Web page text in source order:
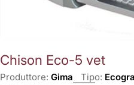
Chison Eco-5 vet
Produttore: Gima Tipo: